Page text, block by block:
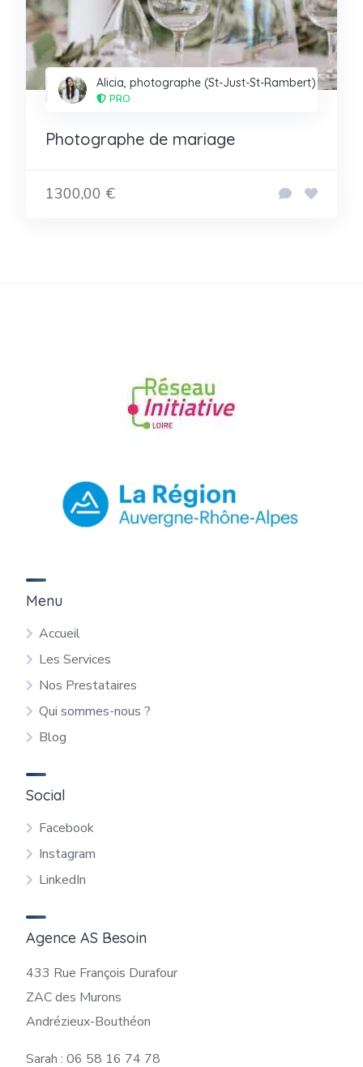
Alicia, photographe (St-Just-St-Rambert)
PRO
Photographe de mariage
1300,00 €
Menu
Accueil
Les Services
Nos Prestataires
Qui sommes-nous ?
Blog
Social
Facebook
Instagram
LinkedIn
Agence AS Besoin
433 Rue François Durafour
ZAC des Murons
Andrézieux-Bouthéon
Sarah : 06 58 16 74 78